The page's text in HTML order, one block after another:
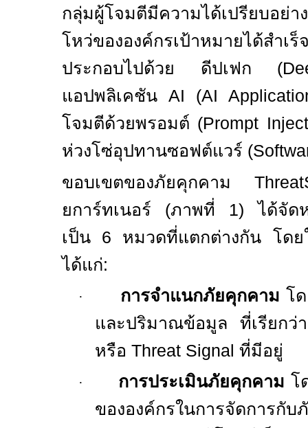
กลุ่มผู้โจมตีมีความได้เปรียบอย่า
โหว่ขององค์กรเป้าหมายได้ส
ประกอบไปด้วย ดีปเฟก (
แอปพลิเคชัน AI (AI
โจมตีด้วยพรอมต์ (Prompt
ห่วงโซ่อุปทานซอฟต์แวร์ (
ขอบเขตของภัยคุกคาม
ยการ์ทเนอร์ (ภาพที่ 1)ได้จัด
เป็น 6 หมวดที่แตกต่างกัน โด
ได้แก่:
· การจำแนกภัยคุกคาม โ
และปริมาณข้อมูล ที่เรียกว่า
หรือ Threat Signal ที่มีอยู่
· การประเมินภัยคุกคาม โ
ขององค์กรในการจัดการ